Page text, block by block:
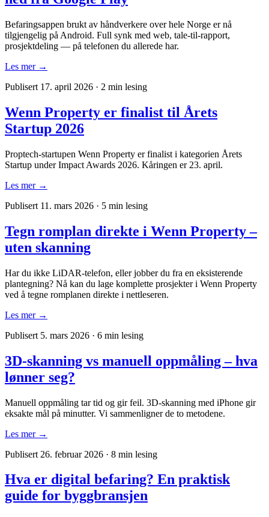
Befaringsappen brukt av håndverkere over hele Norge er nå
tilgjengelig på Android. Full synk med web, tale-til-rapport,
prosjektdeling — på telefonen du allerede har.
Les mer →
Publisert 17. april 2026 · 2 min lesing
Wenn Property er finalist til Årets
Startup 2026
Proptech-startupen Wenn Property er finalist i kategorien Årets
Startup under Impact Awards 2026. Kåringen er 23. april.
Les mer →
Publisert 11. mars 2026 · 5 min lesing
Tegn romplan direkte i Wenn Property –
uten skanning
Har du ikke LiDAR-telefon, eller jobber du fra en eksisterende
plantegning? Nå kan du lage komplette prosjekter i Wenn Property
ved å tegne romplanen direkte i nettleseren.
Les mer →
Publisert 5. mars 2026 · 6 min lesing
3D-skanning vs manuell oppmåling – hva
lønner seg?
Manuell oppmåling tar tid og gir feil. 3D-skanning med iPhone gir
eksakte mål på minutter. Vi sammenligner de to metodene.
Les mer →
Publisert 26. februar 2026 · 8 min lesing
Hva er digital befaring? En praktisk
guide for byggbransjen